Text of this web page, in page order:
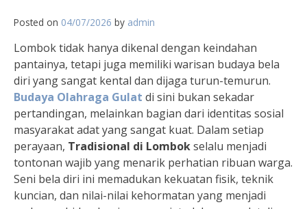
Posted on 04/07/2026 by admin
Lombok tidak hanya dikenal dengan keindahan
pantainya, tetapi juga memiliki warisan budaya bela
diri yang sangat kental dan dijaga turun-temurun.
Budaya Olahraga Gulat di sini bukan sekadar
pertandingan, melainkan bagian dari identitas sosial
masyarakat adat yang sangat kuat. Dalam setiap
perayaan, Tradisional di Lombokselalu menjadi
tontonan wajib yang menarik perhatian ribuan warga.
Seni bela diri ini memadukan kekuatan fisik, teknik
kuncian, dan nilai-nilai kehormatan yang menjadi